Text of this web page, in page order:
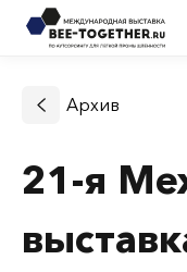
Архив
21-я